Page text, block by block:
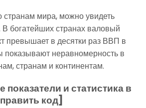
мира, можно увидеть
богатейших странах валовый
превышает в десятки раз ВВП в
неравномерность в
странам и континентам.
и статистика в
код]